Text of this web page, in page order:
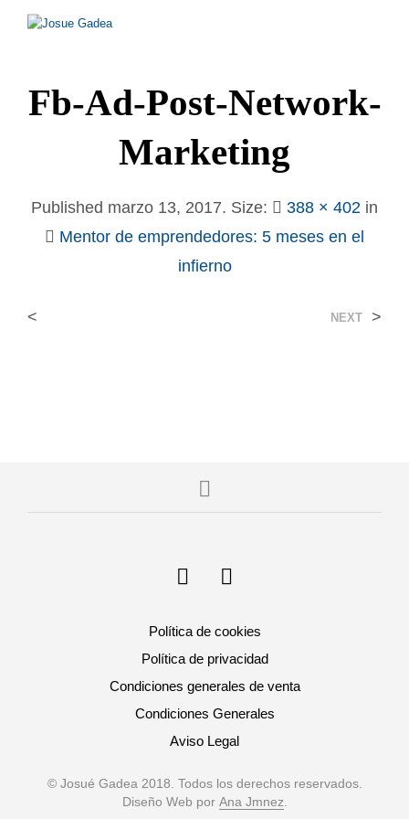
Fb-Ad-Post-Network-
Marketing
Published marzo 13, 2017. Size: 388 × 402 in
Mentor de emprendedores: 5 meses en el
infierno
< NEXT >
Política de cookies
Política de privacidad
Condiciones generales de venta
Condiciones Generales
Aviso Legal
© Josué Gadea 2018. Todos los derechos reservados.
Diseño Web por Ana Jmnez